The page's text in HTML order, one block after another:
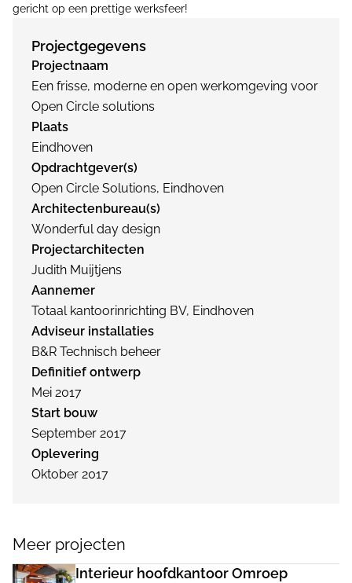
gericht op een prettige werksfeer!
Projectgegevens
Projectnaam
Een frisse, moderne en open werkomgeving voor
Open Circle solutions
Plaats
Eindhoven
Opdrachtgever(s)
Open Circle Solutions, Eindhoven
Architectenbureau(s)
Wonderful day design
Projectarchitecten
Judith Muijtjens
Aannemer
Totaal kantoorinrichting BV, Eindhoven
Adviseur installaties
B&R Technisch beheer
Definitief ontwerp
Mei 2017
Start bouw
September 2017
Oplevering
Oktober 2017
Meer projecten
Interieur hoofdkantoor Omroep